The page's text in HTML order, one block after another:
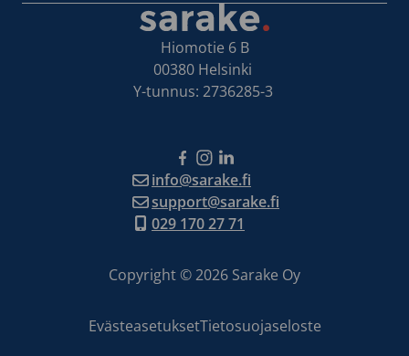
Hiomotie 6 B
00380 Helsinki
Y-tunnus: 2736285-3
Facebook
Instagram
info@sarake.fi
support@sarake.fi
029 170 27 71
Copyright © 2026 Sarake Oy
EvästeasetuksetTietosuojaseloste